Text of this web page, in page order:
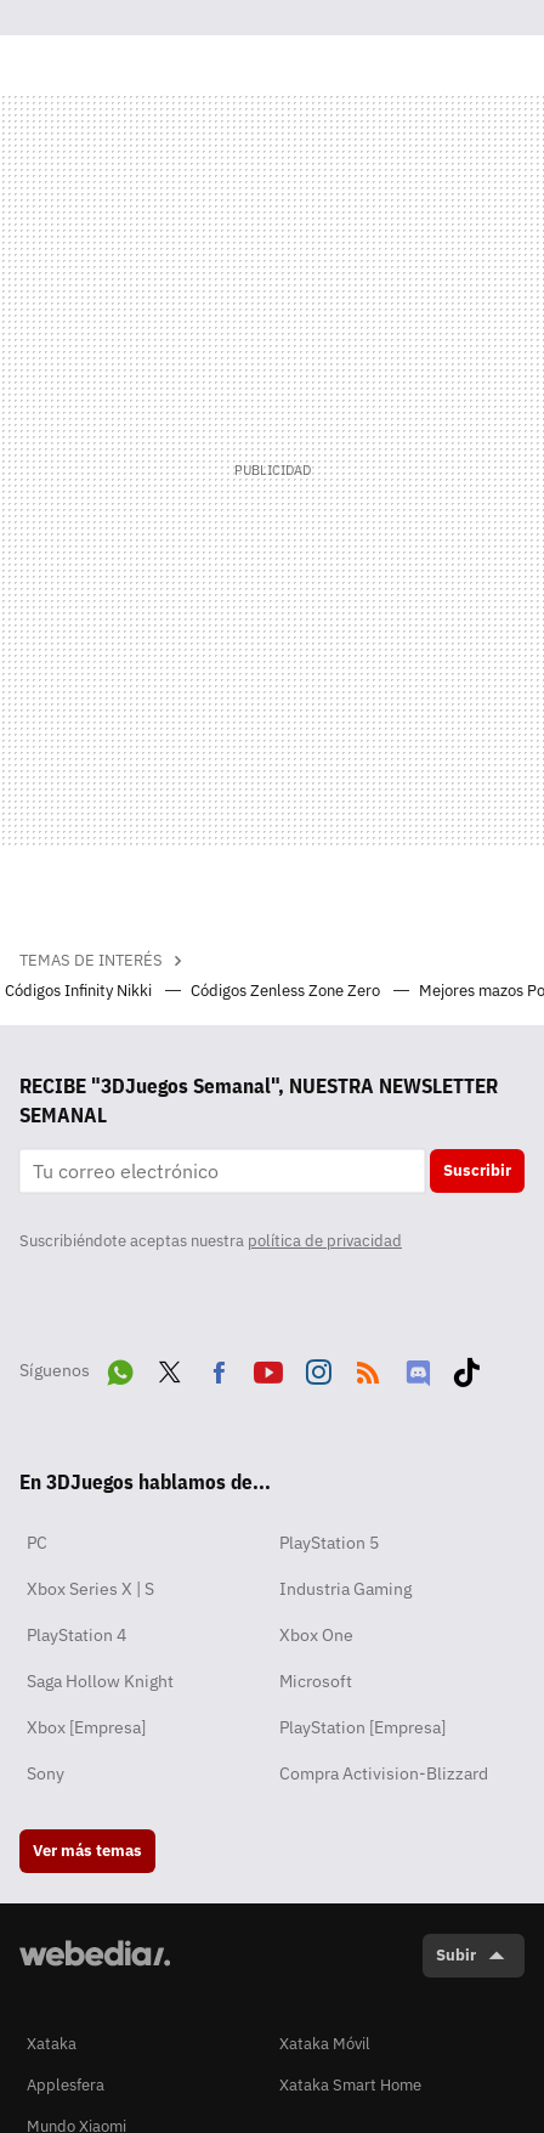
TEMAS DE INTERÉS
Códigos Infinity Nikki
Códigos Zenless Zone Zero Mejores mazos
RECIBE "3DJuegos Semanal", NUESTRA NEWSLETTER
SEMANAL
Suscribir
Suscribiéndote aceptas nuestra política de privacidad
Síguenos
pp
ok
En 3DJuegos hablamos de...
PC PlayStation 5
Xbox Series X | S Industria Gaming
PlayStation 4 Xbox One
Saga Hollow Knight Microsoft
Xbox [Empresa] PlayStation [Empresa]
Sony Compra Activision-Blizzard
Ver más temas
Subir
Xataka
Xataka Móvil
Applesfera
Xataka Smart Home
Mundo Xiaomi